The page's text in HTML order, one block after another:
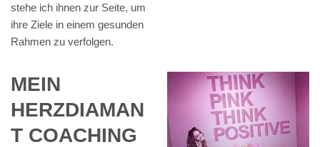
stehe ich ihnen zur Seite, um
ihre Ziele in einem gesunden
Rahmen zu verfolgen.
MEIN
HERZDIAMAN
T COACHING